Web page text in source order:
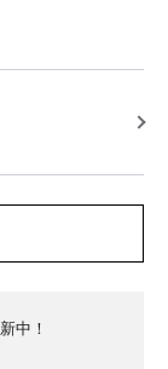
中！